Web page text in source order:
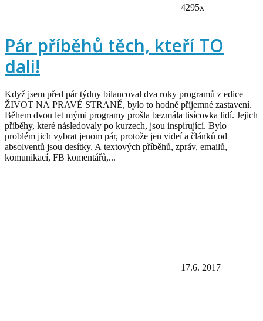
4295x
Pár příběhů těch, kteří TO
dali!
Když jsem před pár týdny bilancoval dva roky programů z edice
ŽIVOT NA PRAVÉ STRANĚ, bylo to hodně příjemné zastavení.
Během dvou let mými programy prošla bezmála tisícovka lidí. Jejich
příběhy, které následovaly po kurzech, jsou inspirující. Bylo
problém jich vybrat jenom pár, protože jen videí a článků od
absolventů jsou desítky. A textových příběhů, zpráv, emailů,
komunikací, FB komentářů,...
17.6. 2017